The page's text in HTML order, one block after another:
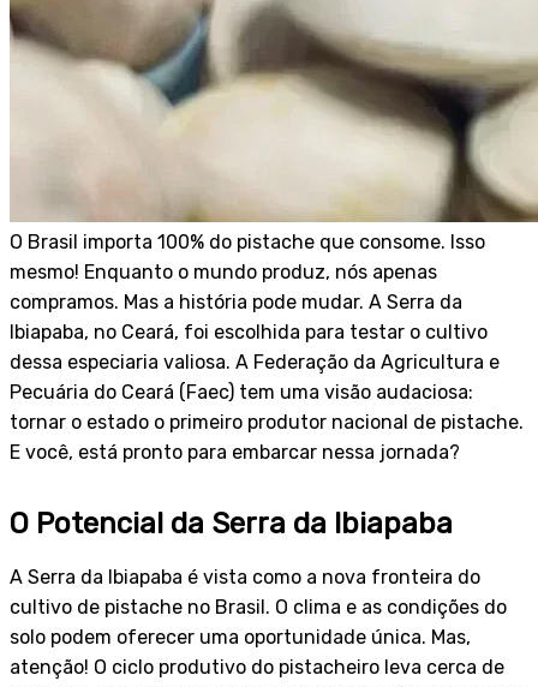
O Brasil importa 100% do pistache que consome. Isso
mesmo! Enquanto o mundo produz, nós apenas
compramos. Mas a história pode mudar. A Serra da
Ibiapaba, no Ceará, foi escolhida para testar o cultivo
dessa especiaria valiosa. A Federação da Agricultura e
Pecuária do Ceará (Faec) tem uma visão audaciosa:
tornar o estado o primeiro produtor nacional de pistache.
E você, está pronto para embarcar nessa jornada?
O Potencial da Serra da Ibiapaba
A Serra da Ibiapaba é vista como a nova fronteira do
cultivo de pistache no Brasil. O clima e as condições do
solo podem oferecer uma oportunidade única. Mas,
atenção! O ciclo produtivo do pistacheiro leva cerca de